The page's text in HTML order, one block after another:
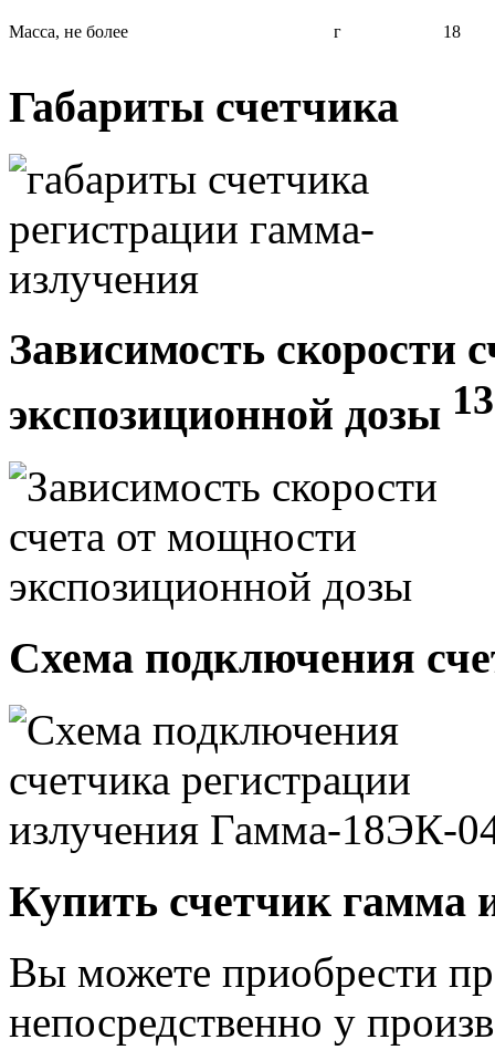
Масса, не более г 18
Габариты счетчика
Зависимость скорости
экспозиционной дозы
Схема подключения
Купить счетчик гамма
Вы можете приобрести
непосредственно у